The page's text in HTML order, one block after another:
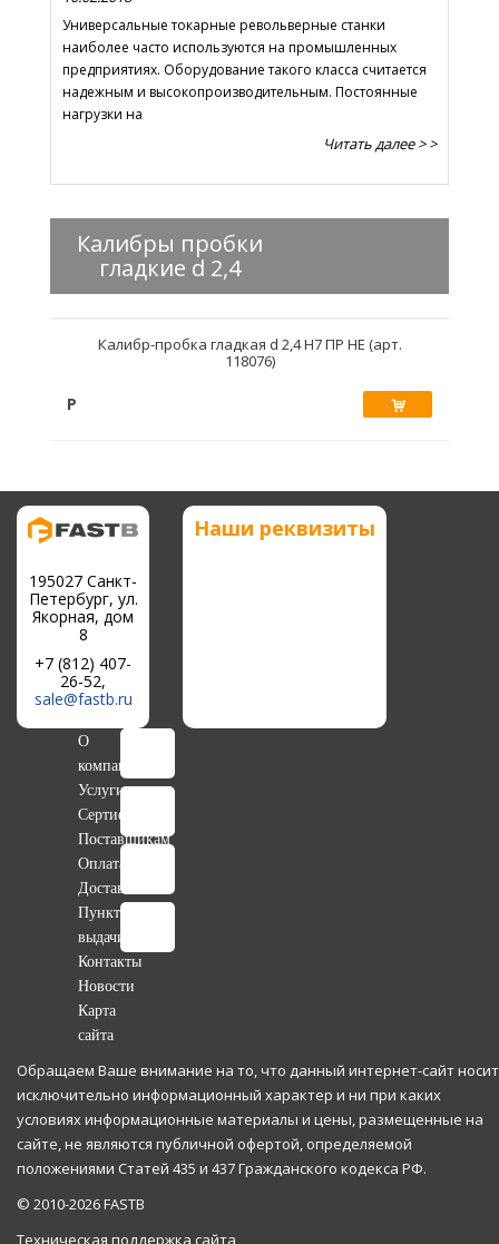
Универсальные токарные револьверные станки
наиболее часто используются на промышленных
предприятиях. Оборудование такого класса считается
надежным и высокопроизводительным. Постоянные
нагрузки на
Читать далее > >
Калибры пробки
гладкие d 2,4
Калибр-пробка гладкая d 2,4 Н7 ПР НЕ (арт.
118076)
Р
195027 Санкт-
Петербург, ул.
Якорная, дом
8
+7 (812) 407-
26-52,
sale@fastb.ru
Наши реквизиты
О
компании
Услуги
Сертификаты
Поставщикам
Оплата
Доставка
Пункты
выдачи
Контакты
Новости
Карта
сайта
Обращаем Ваше внимание на то, что данный интернет-сайт носит
исключительно информационный характер и ни при каких
условиях информационные материалы и цены, размещенные на
сайте, не являются публичной офертой, определяемой
положениями Статей 435 и 437 Гражданского кодекса РФ.
© 2010-2026 FASTB
Техническая поддержка сайта